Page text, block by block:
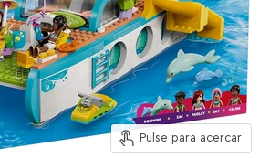
Pulse para acercar